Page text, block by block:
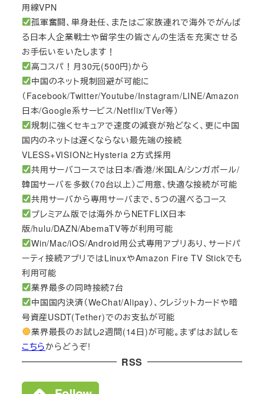
用線VPN
孤軍奮闘、単身赴任、またはご家族連れで海外でがんば
る日本人企業戦士や留学生の皆さんの生活を充実させる
お手伝いをいたします！
高コスパ！月30元(500円)から
中国のネット規制回避が可能に
（Facebook/Twitter/Youtube/Instagram/LINE/Amazon
日本/Google系サービス/Netflix/TVer等）
規制に強くセキュアで速度の減衰が殆どなく、更に中国
国内のネットは遅くならない最先端の接続
VLESS+VISIONとHysteria 2方式採用
共用サーバコースでは日本/香港/米国LA/シンガポール/
韓国サーバを多数（70台以上）ご用意、快適な接続が可能
共用サーバから専用サーバまで、5つの選べるコース
プレミアム版では海外からNETFLIX日本
版/hulu/DAZN/AbemaTV等が利用可能
Win/Mac/iOS/Android用公式専用アプリあり、サードパ
ーティ接続アプリではLinuxやAmazon Fire TV Stickでも
利用可能
業界最多の同時接続7台
中国国内決済（WeChat/Alipay）、クレジットカードや暗
号資産USDT(Tether)でのお支払が可能
業界最長のお試し2週間(14日)が可能。まずはお試しを
こちらからどうぞ!
RSS